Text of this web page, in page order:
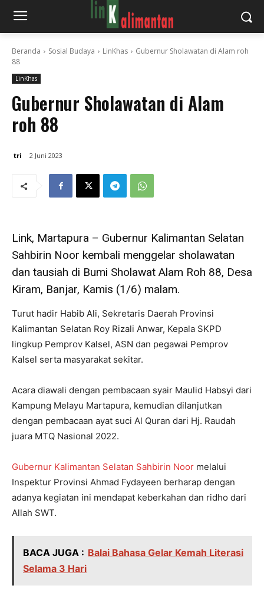
Beranda Sosial Budaya LinKhas
Gubernur Sholawatan di Alam roh
88
LinKhas
Gubernur Sholawatan di Alam
roh 88
tri 2 Juni 2023
Link, Martapura – Gubernur Kalimantan Selatan
Sahbirin Noor kembali menggelar sholawatan
dan tausiah di Bumi Sholawat Alam Roh 88, Desa
Kiram, Banjar, Kamis (1/6) malam.
Turut hadir Habib Ali, Sekretaris Daerah Provinsi
Kalimantan Selatan Roy Rizali Anwar, Kepala SKPD
lingkup Pemprov Kalsel, ASN dan pegawai Pemprov
Kalsel serta masyarakat sekitar.
Acara diawali dengan pembacaan syair Maulid Habsyi dari
Kampung Melayu Martapura, kemudian dilanjutkan
dengan pembacaan ayat suci Al Quran dari Hj. Raudah
juara MTQ Nasional 2022.
Gubernur Kalimantan Selatan Sahbirin Noor melalui
Inspektur Provinsi Ahmad Fydayeen berharap dengan
adanya kegiatan ini mendapat keberkahan dan ridho dari
Allah SWT.
BACA JUGA : Balai Bahasa Gelar Kemah Literasi
Selama 3 Hari